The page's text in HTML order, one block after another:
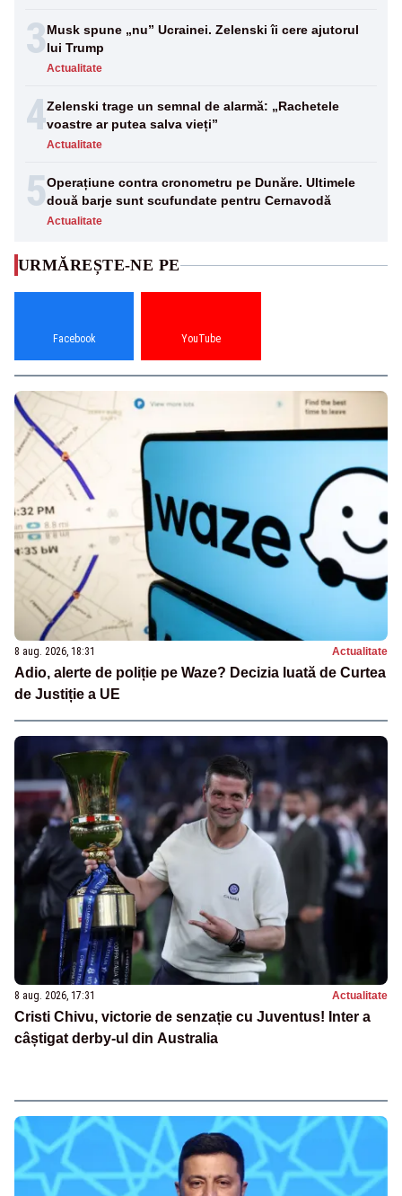
3Musk spune „nu” Ucrainei. Zelenski îi cere ajutorul
lui Trump
Actualitate
4Zelenski trage un semnal de alarmă: „Rachetele
voastre ar putea salva vieți”
Actualitate
5Operațiune contra cronometru pe Dunăre. Ultimele
două barje sunt scufundate pentru Cernavodă
Actualitate
URMĂREȘTE-NE PE
Facebook YouTube
8 aug. 2026, 18:31 Actualitate
Adio, alerte de poliție pe Waze? Decizia luată de Curtea
de Justiție a UE
8 aug. 2026, 17:31 Actualitate
Cristi Chivu, victorie de senzație cu Juventus! Inter a
câștigat derby-ul din Australia